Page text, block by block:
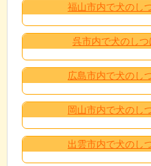
福山市内で犬のし
呉市内で犬のし
広島市内で犬のし
岡山市内で犬のし
出雲市内で犬のし